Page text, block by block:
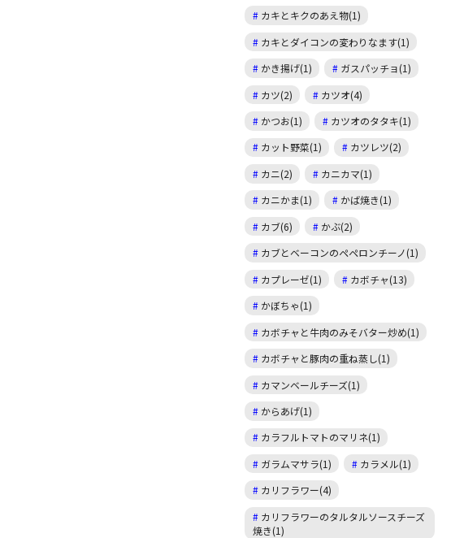
カキとキクのあえ物(1)
カキとダイコンの変わりなます(1)
かき揚げ(1)
ガスパッチョ(1)
カツ(2)
カツオ(4)
かつお(1)
カツオのタタキ(1)
カット野菜(1)
カツレツ(2)
カニ(2)
カニカマ(1)
カニかま(1)
かば焼き(1)
カブ(6)
かぶ(2)
カブとベーコンのペペロンチーノ(1)
カプレーゼ(1)
カボチャ(13)
かぼちゃ(1)
カボチャと牛肉のみそバター炒め(1)
カボチャと豚肉の重ね蒸し(1)
カマンベールチーズ(1)
からあげ(1)
カラフルトマトのマリネ(1)
ガラムマサラ(1)
カラメル(1)
カリフラワー(4)
カリフラワーのタルタルソースチーズ
焼き(1)